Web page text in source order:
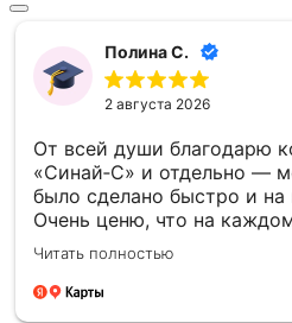
Полина С.
2 августа 2026
От всей души благодарю
«Синай‑С» и отдельно —
было сделано быстро и
Очень ценю, что на
фото- и видеоотчёты —
и спокойствие. Отдельно
успели установить
Читать полностью